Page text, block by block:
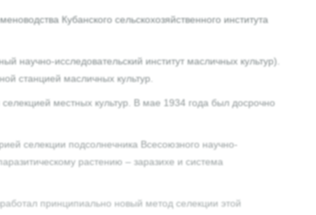
Кубанского сельскохозяйственного института
научно-исследовательский институт масличных культур).
станцией масличных культур.
местных культур. В мае 1934 года был досрочно
селекции подсолнечника Всесоюзного научно-
растению – заразихе и система
принципиально новый метод селекции этой